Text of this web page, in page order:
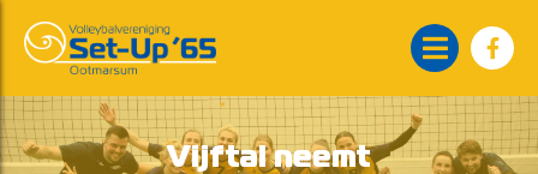
Vijftal neemt